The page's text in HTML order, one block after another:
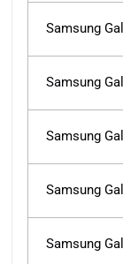
Samsung
Samsung
Samsung
Samsung
Samsung